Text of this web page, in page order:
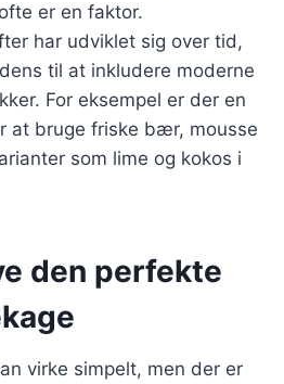
er en faktor.
har udviklet sig over tid,
til at inkludere moderne
For eksempel er der en
at bruge friske bær, mousse
som lime og kokos i
den perfekte
virke simpelt, men der er